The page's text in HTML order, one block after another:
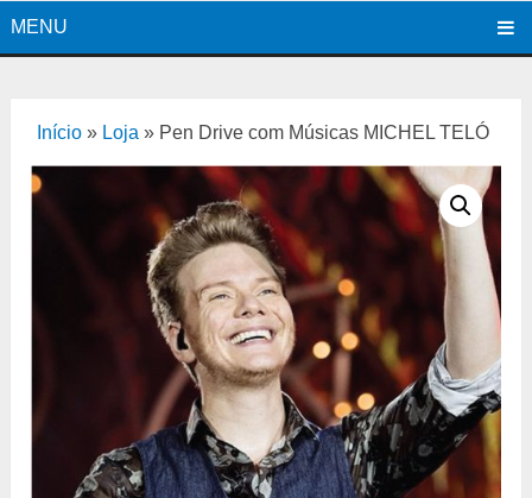
MENU
Início » Loja » Pen Drive com Músicas MICHEL TELÓ